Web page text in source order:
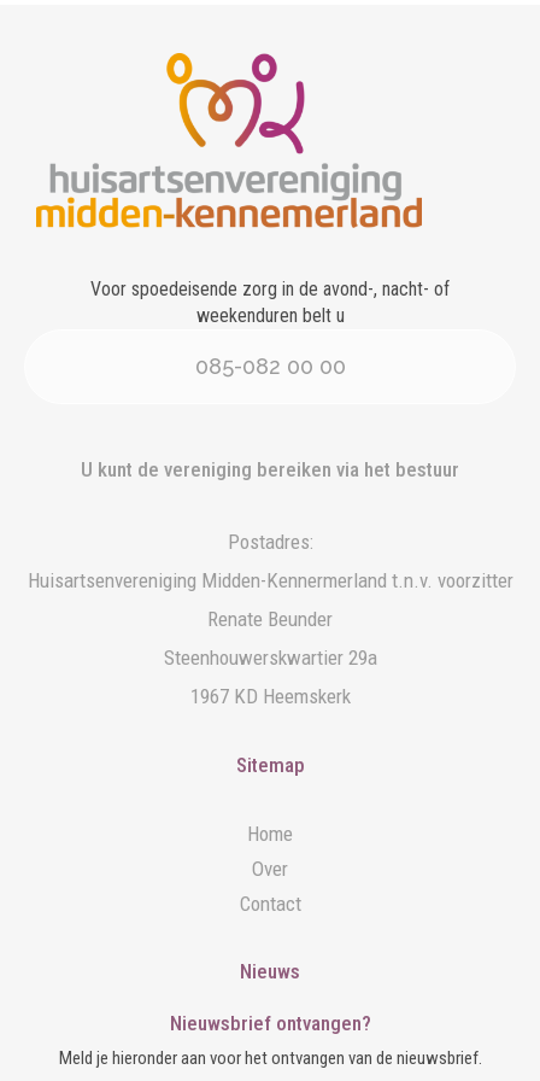
Voor spoedeisende zorg in de avond-, nacht- of
weekenduren belt u
085-082 00 00
U kunt de vereniging bereiken via het bestuur
Postadres:
Huisartsenvereniging Midden-Kennermerland t.n.v. voorzitter
Renate Beunder
Steenhouwerskwartier 29a
1967 KD Heemskerk
Sitemap
Home
Over
Contact
Nieuws
Nieuwsbrief ontvangen?
Meld je hieronder aan voor het ontvangen van de nieuwsbrief.